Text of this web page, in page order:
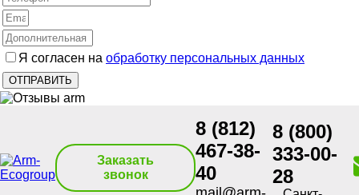
Я согласен на обработку персональных данных
Заказать
звонок
8 (812)
467-38-
40
8 (800)
333-00-
28